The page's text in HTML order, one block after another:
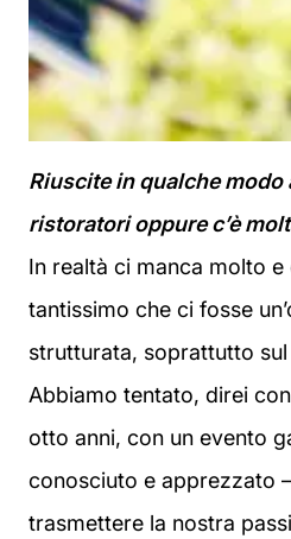
Riuscite in qualche modo
ristoratori oppure c’è
In realtà ci manca molto
tantissimo che ci fosse
strutturata, soprattutto
Abbiamo tentato, direi
otto anni, con un evento
conosciuto e apprezzato
trasmettere la nostra